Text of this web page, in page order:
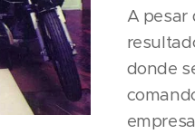
A pesar
donde